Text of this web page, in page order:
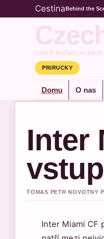
CestinaBehind the
Czech Redakcni desk
PRIRUCKY
Domu O nas
Inter
TOMAS PETR NOVOTNY
Inter Miami CF